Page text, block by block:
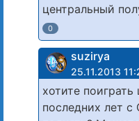
центральный
0
suzirya
25.11.2013
хотите
последних лет